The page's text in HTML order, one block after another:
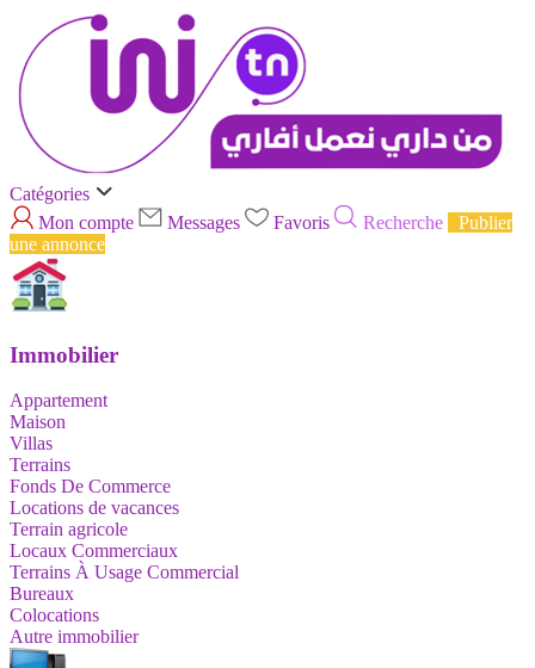
Catégories
Mon compte
Messages Favoris Recherche
Publier
une annonce
Immobilier
Appartement
Maison
Villas
Terrains
Fonds De Commerce
Locations de vacances
Terrain agricole
Locaux Commerciaux
Terrains À Usage Commercial
Bureaux
Colocations
Autre immobilier